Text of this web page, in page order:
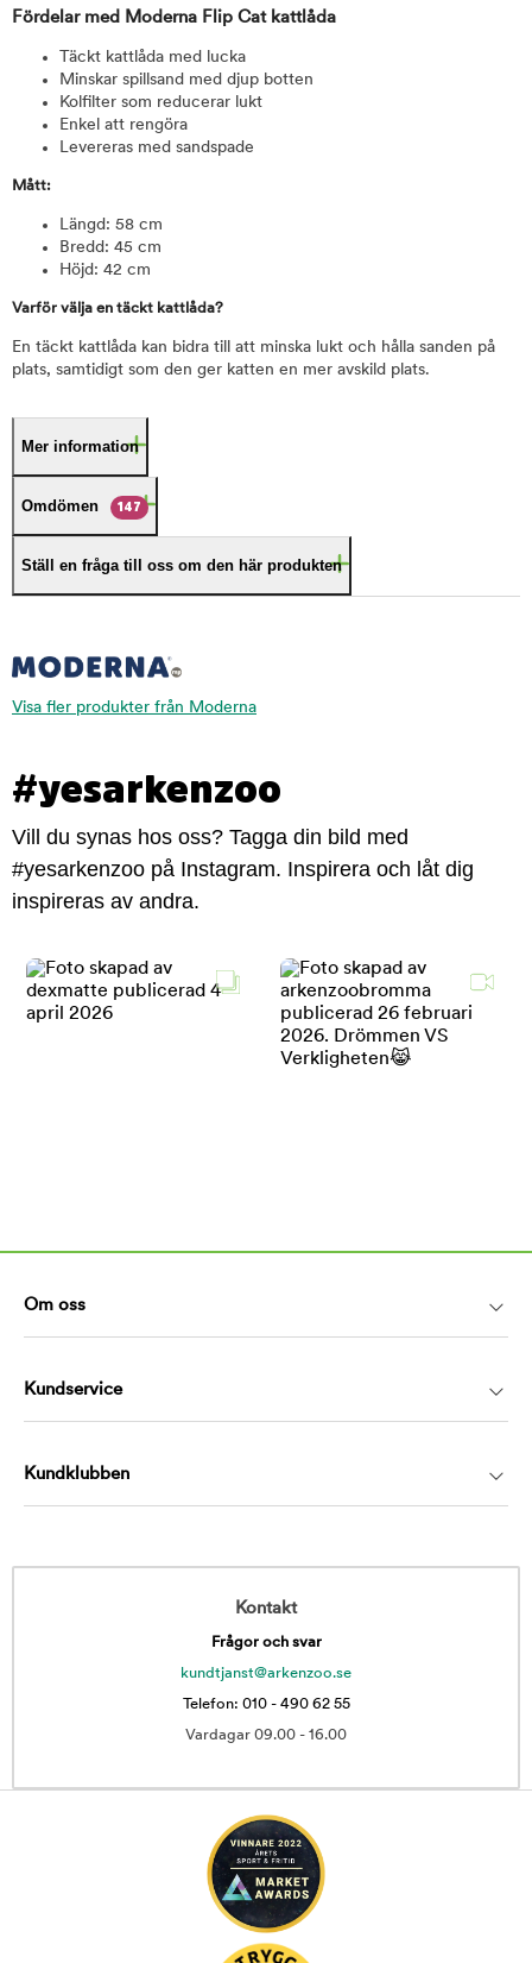
Fördelar med Moderna Flip Cat kattlåda
Täckt kattlåda med lucka
Minskar spillsand med djup botten
Kolfilter som reducerar lukt
Enkel att rengöra
Levereras med sandspade
Mått:
Längd: 58 cm
Bredd: 45 cm
Höjd: 42 cm
Varför välja en täckt kattlåda?
En täckt kattlåda kan bidra till att minska lukt och hålla sanden på
plats, samtidigt som den ger katten en mer avskild plats.
Mer information
Omdömen 147
Ställ en fråga till oss om den här produkten
Visa fler produkter från Moderna
#yesarkenzoo
Vill du synas hos oss? Tagga din bild med
#yesarkenzoo på Instagram. Inspirera och låt dig
inspireras av andra.
Om oss
Kundservice
Kundklubben
Kontakt
Frågor och svar
kundtjanst@arkenzoo.se
Telefon: 010 - 490 62 55
Vardagar 09.00 - 16.00